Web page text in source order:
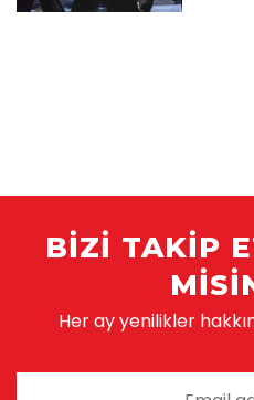
BIZI TAKIP
Her ay yenilikler